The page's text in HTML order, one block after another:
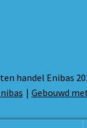
handel Enibas
Gebouwd